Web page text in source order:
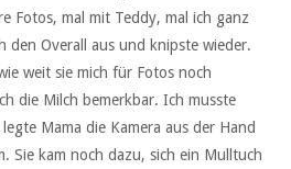
Fotos, mal mit Teddy, mal ich ganz
den Overall aus und knipste wieder.
weit sie mich für Fotos noch
die Milch bemerkbar. Ich musste
Mama die Kamera aus der Hand
Sie kam noch dazu, sich ein Mulltuch